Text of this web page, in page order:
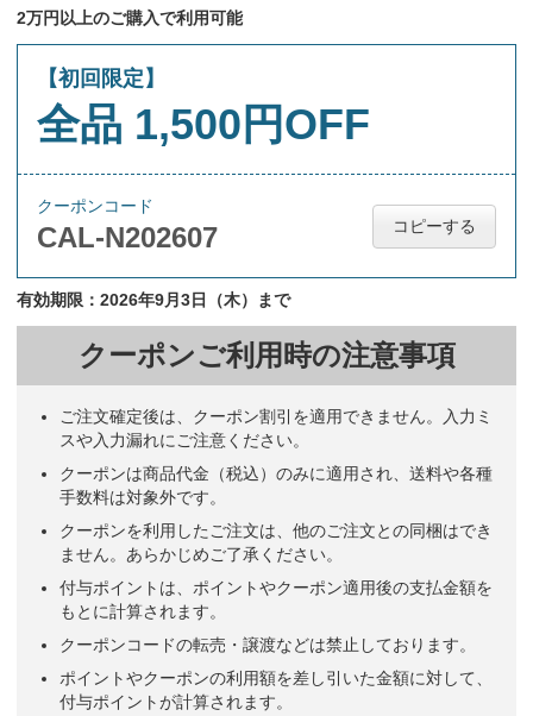
2万円以上のご購入で利用可能
【初回限定】
全品 1,500円OFF
クーポンコード
CAL-N202607 コピーする
有効期限：2026年9月3日（木）まで
クーポンご利用時の注意事項
ご注文確定後は、クーポン割引を適用できません。入力ミ
スや入力漏れにご注意ください。
クーポンは商品代金（税込）のみに適用され、送料や各種
手数料は対象外です。
クーポンを利用したご注文は、他のご注文との同梱はでき
ません。あらかじめご了承ください。
付与ポイントは、ポイントやクーポン適用後の支払金額を
もとに計算されます。
クーポンコードの転売・譲渡などは禁止しております。
ポイントやクーポンの利用額を差し引いた金額に対して、
付与ポイントが計算されます。